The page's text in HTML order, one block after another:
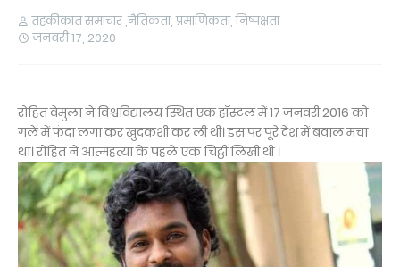
तहकीकात समाचार ,नैतिकता, प्रमाणिकता, निष्पक्षता
जनवरी 17, 2020
रोहित वेमुला ने विश्वविद्यालय स्थित एक हॉस्टल में 17 जनवरी 2016 को
गले में फंदा लगा कर खुदकशी कर ली थी। इस पर पूरे देश में बवाल मचा
था। रोहित ने आत्महत्या के पहले एक चिट्ठी लिखी थी ।